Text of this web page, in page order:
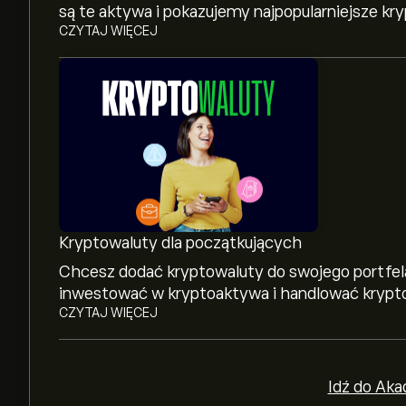
są te aktywa i pokazujemy najpopularniejsze
CZYTAJ WIĘCEJ
Kryptowaluty dla początkujących
Chcesz dodać kryptowaluty do swojego
inwestować w kryptoaktywa i handlować
CZYTAJ WIĘCEJ
Idź do
Obecna cena GOLDBTC wynosi 0.0665‎₿‎
Kapitalizacja rynkowa GOLDBTC wynosi (Dane
Najwyższe w historii cena GOLDBTC to
GOLDBTC ma 24-godzinny wolumen obrotu
zobaczyć historyczne ruchy cenowe